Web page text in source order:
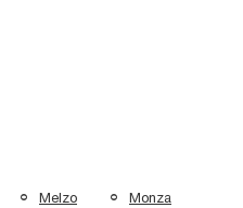
Melzo Monza